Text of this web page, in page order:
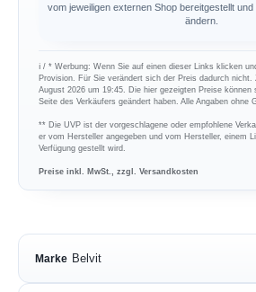
vom jeweiligen externen Shop bereitgestellt
ändern.
ℹ︎ / * Werbung: Wenn Sie auf einen dieser Links klicken
Provision. Für Sie verändert sich der Preis dadurch nicht.
August 2026 um 19:45. Die hier gezeigten Preise
Seite des Verkäufers geändert haben. Alle Angaben ohne
** Die UVP ist der vorgeschlagene oder empfohlene
er vom Hersteller angegeben und vom Hersteller, einem
Verfügung gestellt wird.
Preise inkl. MwSt., zzgl. Versandkosten
Marke Belvit